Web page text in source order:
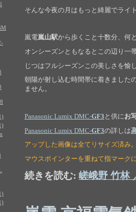
そんな今夜の月はもっと綺麗でライ
嵐電嵐山駅から歩くこと十数分、何
オンシーズンともなるとこの辺り一
じつはフルシーズンこの美しさを愉
朝陽が射し込む時間帯に着きました
ません。
Panasonic Lumix DMC-GF3 と供に お
Panasonic Lumix DMC-GF3の詳しは
アップした画像は全てリサイズ済み
マウスポインターを重ねて指マーク
続きを読む: 嵯峨野 竹林